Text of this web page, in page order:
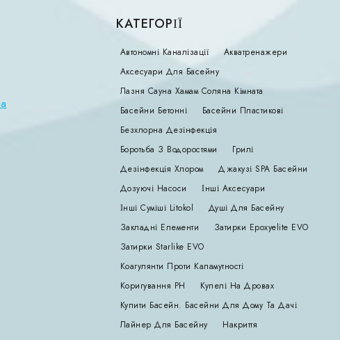
КАТЕГОРІЇ
Автономні Каналізації
Акватренажери
Аксесуари Для Басейну
Лазня Сауна Хамам Соляна Кімната
Басейни Бетонні
Басейни Пластикові
Безхлорна Дезінфекція
Боротьба З Водоростями
Грилі
Дезінфекція Хлором
Джакузі SPA Басейни
Дозуючі Насоси
Інші Аксесуари
Інші Суміші Litokol
Душі Для Басейну
Закладні Елементи
Затирки Epoxyelite EVO
Затирки Starlike EVO
Коагулянти Проти Каламутності
Коригування РН
Купелі На Дровах
Купити Басейн. Басейни Для Дому Та Дачі
Лайнер Для Басейну
Накриття